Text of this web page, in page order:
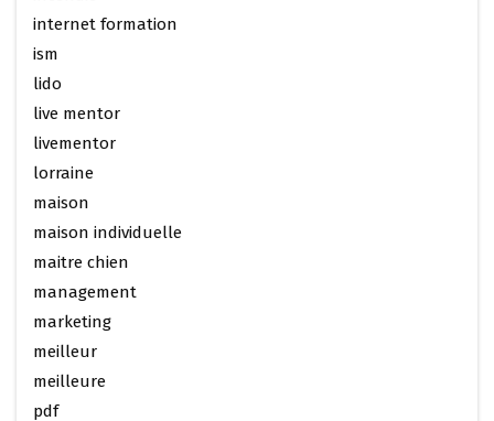
internet formation
ism
lido
live mentor
livementor
lorraine
maison
maison individuelle
maitre chien
management
marketing
meilleur
meilleure
pdf